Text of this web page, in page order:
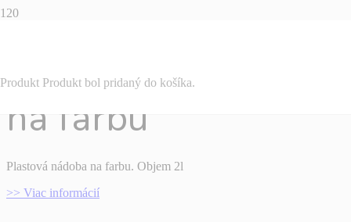
Produkt Produkt bol pridaný do košíka.
Expert cup Nádoba
na farbu
Plastová nádoba na farbu. Objem 2l
>> Viac informácií